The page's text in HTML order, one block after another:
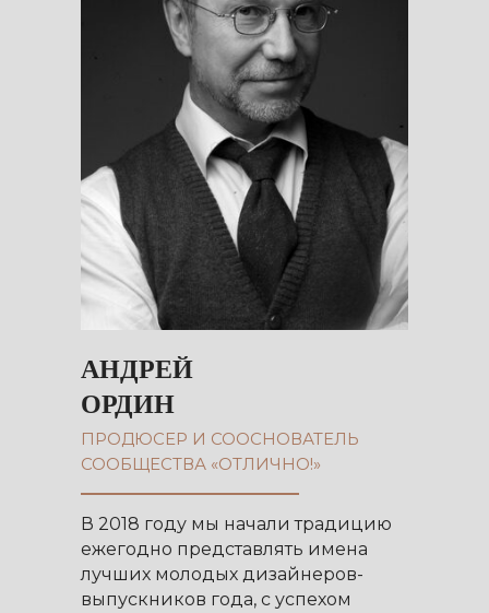
АНДРЕЙ
ОРДИН
ПРОДЮСЕР И СООСНОВАТЕЛЬ
СООБЩЕСТВА «ОТЛИЧНО!»
В 2018 году мы начали традицию
ежегодно представлять имена
лучших молодых дизайнеров-
выпускников года, с успехом